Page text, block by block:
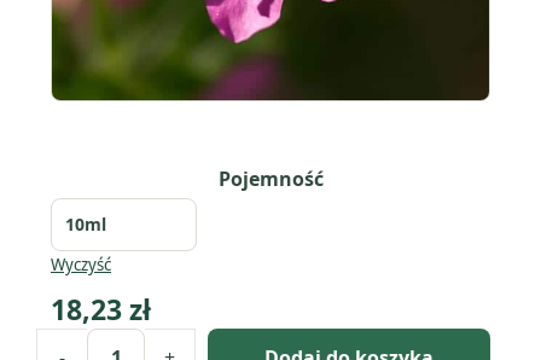
Pojemność
Wyczyść
18,23zł